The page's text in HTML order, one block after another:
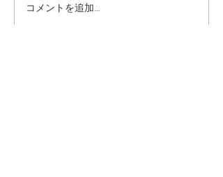
究極のアンチエイジング
コメントを追加…